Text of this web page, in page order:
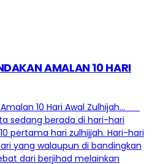
AMALAN 10 HARI
10 Hari Awal Zulhijah…
sedang berada di hari-hari
pertama hari zulhijjah. Hari-hari
yang walaupun di bandingkan
dari berjihad melainkan